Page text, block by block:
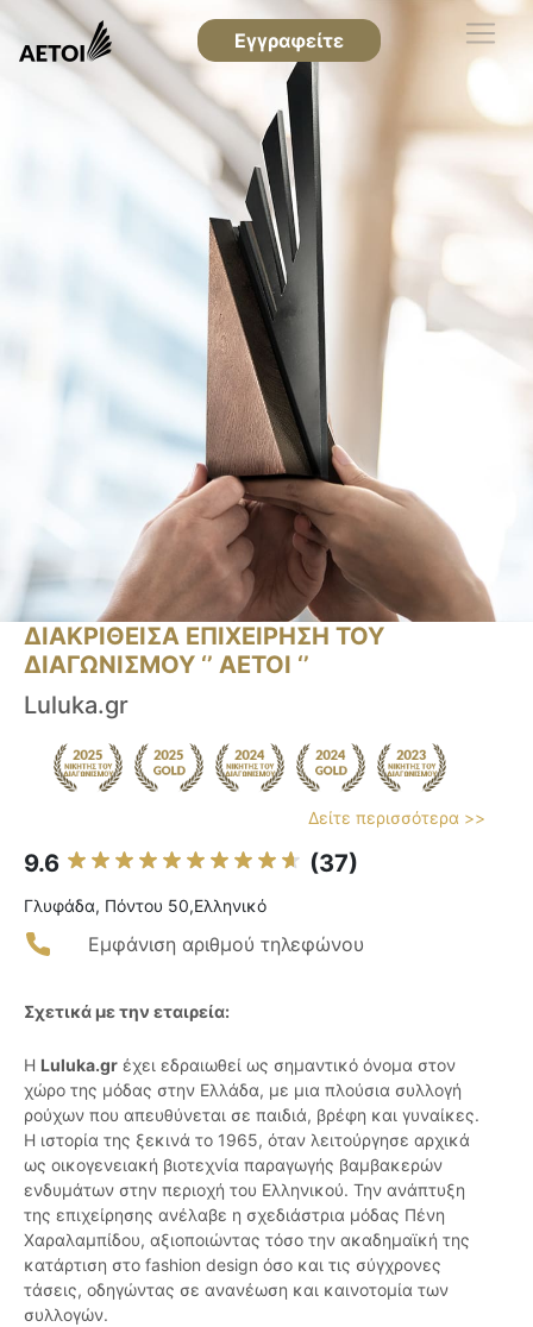
Εγγραφείτε
ΔΙΑΚΡΙΘΕΙΣΑ ΕΠΙΧΕΙΡΗΣΗ ΤΟΥ
ΔΙΑΓΩΝΙΣΜΟΥ ‘’ ΑΕΤΟΙ ‘’
Luluka.gr
Δείτε περισσότερα >>
9.6 (37)
Γλυφάδα, Πόντου 50,Ελληνικό
Εμφάνιση αριθμού τηλεφώνου
Σχετικά με την εταιρεία:
Η Luluka.gr έχει εδραιωθεί ως σημαντικό όνομα στον
χώρο της μόδας στην Ελλάδα, με μια πλούσια συλλογή
ρούχων που απευθύνεται σε παιδιά, βρέφη και γυναίκες.
Η ιστορία της ξεκινά το 1965, όταν λειτούργησε αρχικά
ως οικογενειακή βιοτεχνία παραγωγής βαμβακερών
ενδυμάτων στην περιοχή του Ελληνικού. Την ανάπτυξη
της επιχείρησης ανέλαβε η σχεδιάστρια μόδας Πένη
Χαραλαμπίδου, αξιοποιώντας τόσο την ακαδημαϊκή της
κατάρτιση στο fashion design όσο και τις σύγχρονες
τάσεις, οδηγώντας σε ανανέωση και καινοτομία των
συλλογών.